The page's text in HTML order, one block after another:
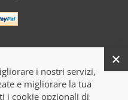
i nostri servizi,
e migliorare la tua
i cookie opzionali di